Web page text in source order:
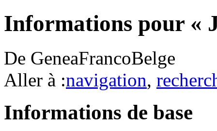
Informations pour «
De GeneaFrancoBelge
Aller à :navigation,
Informations de base